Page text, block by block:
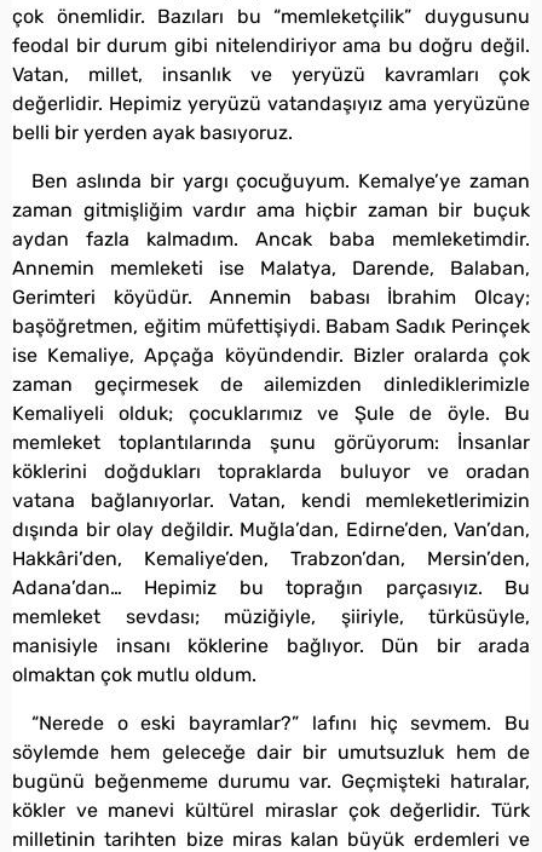
çok önemlidir. Bazıları bu “memleketçilik” duygusunu
feodal bir durum gibi nitelendiriyor ama bu doğru değil.
Vatan, millet, insanlık ve yeryüzü kavramları çok
değerlidir. Hepimiz yeryüzü vatandaşıyız ama yeryüzüne
belli bir yerden ayak basıyoruz.
Ben aslında bir yargı çocuğuyum. Kemalye’ye zaman
zaman gitmişliğim vardır ama hiçbir zaman bir buçuk
aydan fazla kalmadım. Ancak baba memleketimdir.
Annemin memleketi ise Malatya, Darende, Balaban,
Gerimteri köyüdür. Annemin babası İbrahim Olcay;
başöğretmen, eğitim müfettişiydi. Babam Sadık Perinçek
ise Kemaliye, Apçağa köyündendir. Bizler oralarda çok
zaman geçirmesek de ailemizden dinlediklerimizle
Kemaliyeli olduk; çocuklarımız ve Şule de öyle. Bu
memleket toplantılarında şunu görüyorum: İnsanlar
köklerini doğdukları topraklarda buluyor ve oradan
vatana bağlanıyorlar. Vatan, kendi memleketlerimizin
dışında bir olay değildir. Muğla’dan, Edirne’den, Van’dan,
Hakkâri’den, Kemaliye’den, Trabzon’dan, Mersin’den,
Adana’dan… Hepimiz bu toprağın parçasıyız. Bu
memleket sevdası; müziğiyle, şiiriyle, türküsüyle,
manisiyle insanı köklerine bağlıyor. Dün bir arada
olmaktan çok mutlu oldum.
“Nerede o eski bayramlar?” lafını hiç sevmem. Bu
söylemde hem geleceğe dair bir umutsuzluk hem de
bugünü beğenmeme durumu var. Geçmişteki hatıralar,
kökler ve manevi kültürel miraslar çok değerlidir. Türk
milletinin tarihten bize miras kalan büyük erdemleri ve